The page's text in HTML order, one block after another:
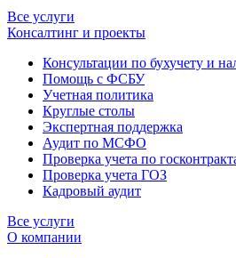
Все услуги
Консалтинг и проекты
Консультации по бухучету и
Помощь с ФСБУ
Учетная политика
Круглые столы
Экспертная поддержка
Аудит по МСФО
Проверка учета по
Проверка учета ГОЗ
Кадровый аудит
Все услуги
О компании